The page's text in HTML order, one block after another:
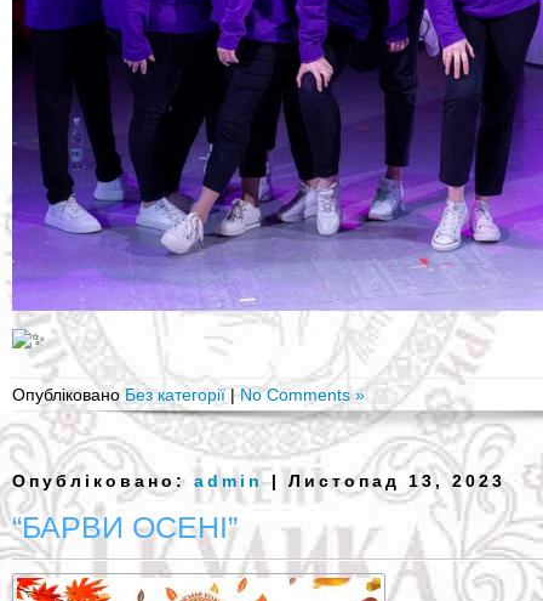
Опубліковано Без категорії|No Comments »
Опубліковано: admin | Листопад 13, 2023
“БАРВИ ОСЕНІ”